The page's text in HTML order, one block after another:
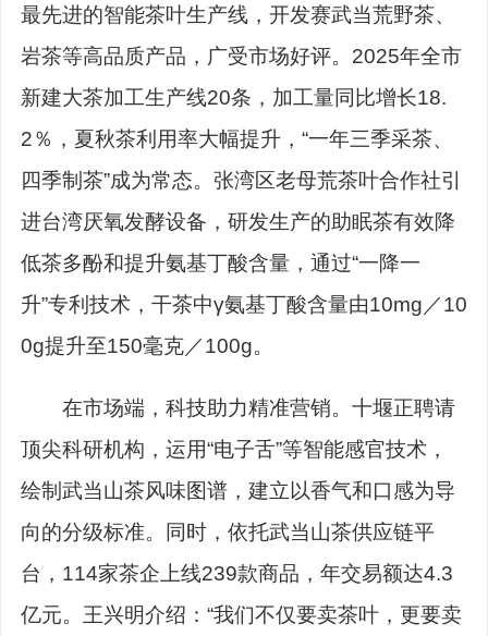
最先进的智能茶叶生产线，开发赛武当荒野茶、
岩茶等高品质产品，广受市场好评。2025年全市
新建大茶加工生产线20条，加工量同比增长18.
2％，夏秋茶利用率大幅提升，“一年三季采茶、
四季制茶”成为常态。张湾区老母荒茶叶合作社引
进台湾厌氧发酵设备，研发生产的助眠茶有效降
低茶多酚和提升氨基丁酸含量，通过“一降一
升”专利技术，干茶中γ氨基丁酸含量由10mg／10
0g提升至150毫克／100g。
在市场端，科技助力精准营销。十堰正聘请
顶尖科研机构，运用“电子舌”等智能感官技术，
绘制武当山茶风味图谱，建立以香气和口感为导
向的分级标准。同时，依托武当山茶供应链平
台，114家茶企上线239款商品，年交易额达4.3
亿元。王兴明介绍：“我们不仅要卖茶叶，更要卖